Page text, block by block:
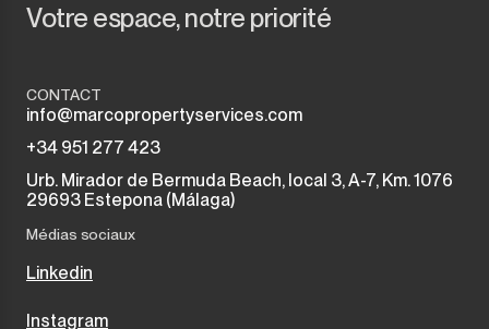
Votre espace, notre priorité
CONTACT
info@marcopropertyservices.com
+34 951 277 423
Urb. Mirador de Bermuda Beach, local 3, A-7, Km. 1076
29693 Estepona (Málaga)
Médias sociaux
Linkedin
Instagram